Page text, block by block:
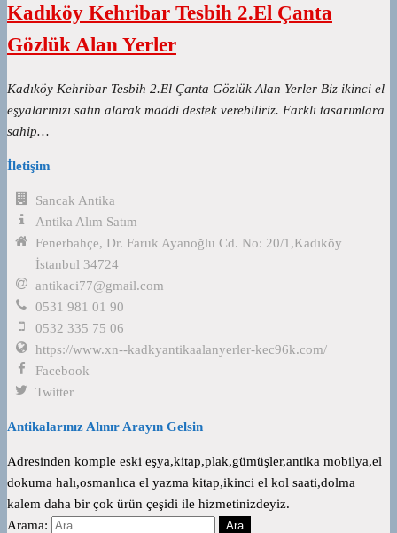
Kadıköy Kehribar Tesbih 2.El Çanta
Gözlük Alan Yerler
Kadıköy Kehribar Tesbih 2.El Çanta Gözlük Alan Yerler Biz ikinci el
eşyalarınızı satın alarak maddi destek verebiliriz. Farklı tasarımlara
sahip…
İletişim
Sancak Antika
Antika Alım Satım
Fenerbahçe, Dr. Faruk Ayanoğlu Cd. No: 20/1,Kadıköy
İstanbul 34724
antikaci77@gmail.com
0531 981 01 90
0532 335 75 06
https://www.xn--kadkyantikaalanyerler-kec96k.com/
Facebook
Twitter
Antikalarınız Alınır Arayın Gelsin
Adresinden komple eski eşya,kitap,plak,gümüşler,antika mobilya,el
dokuma halı,osmanlıca el yazma kitap,ikinci el kol saati,dolma
kalem daha bir çok ürün çeşidi ile hizmetinizdeyiz.
Arama: